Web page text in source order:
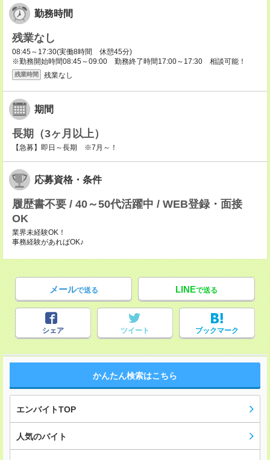
勤務時間
残業なし
08:45～17:30(実働8時間 休憩45分)
※勤務開始時間08:45～09:00 勤務終了時間17:00～17:30 相談可能！
残業時間 残業なし
期間
長期（3ヶ月以上）
【急募】即日～長期 ※7月～！
応募資格・条件
履歴書不要 / 40～50代活躍中 / WEB登録・面接
OK
業界未経験OK！
事務経験があればOK♪
メールで送る LINEで送る
シェア ツイート ブックマーク
かんたん検索はこちら
エンバイトTOP
人気のバイト